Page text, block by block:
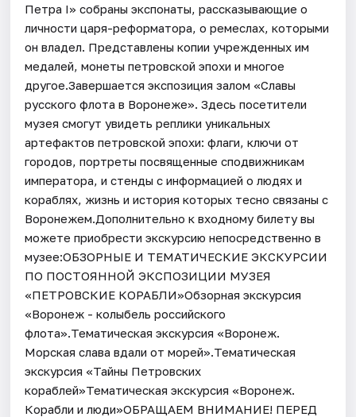
Петра I» собраны экспонаты, рассказывающие о
личности царя-реформатора, о ремеслах, которыми
он владел. Представлены копии учрежденных им
медалей, монеты петровской эпохи и многое
другое.Завершается экспозиция залом «Славы
русского флота в Воронеже». Здесь посетители
музея смогут увидеть реплики уникальных
артефактов петровской эпохи: флаги, ключи от
городов, портреты посвященные сподвижникам
императора, и стенды с информацией о людях и
кораблях, жизнь и история которых тесно связаны с
Воронежем.Дополнительно к входному билету вы
можете приобрести экскурсию непосредственно в
музее:ОБЗОРНЫЕ И ТЕМАТИЧЕСКИЕ ЭКСКУРСИИ
ПО ПОСТОЯННОЙ ЭКСПОЗИЦИИ МУЗЕЯ
«ПЕТРОВСКИЕ КОРАБЛИ»Обзорная экскурсия
«Воронеж - колыбель российского
флота».Тематическая экскурсия «Воронеж.
Морская слава вдали от морей».Тематическая
экскурсия «Тайны Петровских
кораблей»Тематическая экскурсия «Воронеж.
Корабли и люди»ОБРАЩАЕМ ВНИМАНИЕ! ПЕРЕД